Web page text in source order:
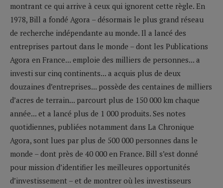
montrant ce qui arrive à ceux qui ignorent cette règle. En
1978, Bill a fondé Agora – désormais le plus grand réseau
de recherche indépendante au monde. Il a lancé des
entreprises partout dans le monde – dont les Publications
Agora en France... emploie des milliers de personnes... a
investi sur cinq continents... a acquis plus de deux
douzaines d’entreprises... possède des centaines de milliers
d’acres de terrain... parcourt plus de 150 000 km chaque
année... et a lancé plus de 1 000 produits. Ses notes
quotidiennes, publiées notamment dans La Chronique
Agora, sont lues par plus de 500 000 personnes dans le
monde – dont près de 40 000 en France. Bill s’est donné
pour mission d’identifier les meilleures opportunités
d’investissement – et de montrer où les investisseurs